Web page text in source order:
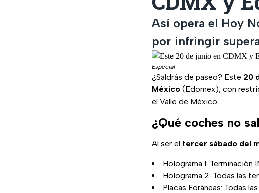
Así opera el Hoy
por infringir
Especial
¿Saldrás de paseo? Este 20
México (Edomex), con
el Valle de México.
¿Qué coches no
Al ser el tercer sábado del
Holograma 1: Terminación
Holograma 2: Todas las
Placas Foráneas: Todas